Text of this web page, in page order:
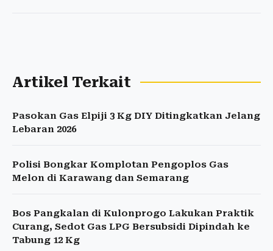
Artikel Terkait
Pasokan Gas Elpiji 3 Kg DIY Ditingkatkan Jelang
Lebaran 2026
Polisi Bongkar Komplotan Pengoplos Gas
Melon di Karawang dan Semarang
Bos Pangkalan di Kulonprogo Lakukan Praktik
Curang, Sedot Gas LPG Bersubsidi Dipindah ke
Tabung 12 Kg